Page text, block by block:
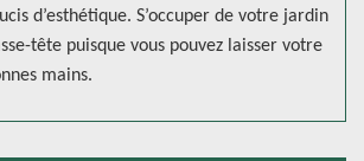
d’esthétique. S’occuper de votre jardin
tête puisque vous pouvez laisser votre
mains.